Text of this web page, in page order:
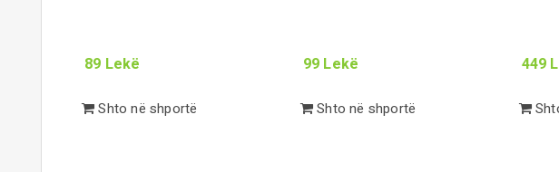
89 Lekë
Shto në shportë
99 Lekë
Shto në shportë
449